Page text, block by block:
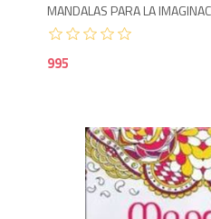
MANDALAS PARA LA
995